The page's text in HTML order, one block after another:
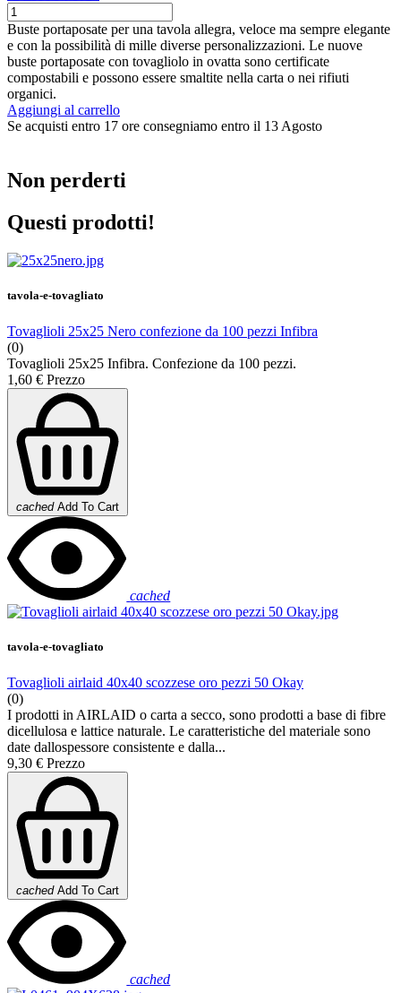
Buste portaposate per una tavola allegra, veloce ma sempre elegante
e con la possibilità di mille diverse personalizzazioni. Le nuove
buste portaposate con tovagliolo in ovatta sono certificate
compostabili e possono essere smaltite nella carta o nei rifiuti
organici.
Aggiungi al carrello
Se acquisti entro 17 ore consegniamo entro il 13 Agosto
Non perderti
Questi prodotti!
tavola-e-tovagliato
Tovaglioli 25x25 Nero confezione da 100 pezzi Infibra
(0)
Tovaglioli 25x25 Infibra. Confezione da 100 pezzi.
1,60 € Prezzo
cached Add To Cart
cached
tavola-e-tovagliato
Tovaglioli airlaid 40x40 scozzese oro pezzi 50 Okay
(0)
I prodotti in AIRLAID o carta a secco, sono prodotti a base di fibre
dicellulosa e lattice naturale. Le caratteristiche del materiale sono
date dallospessore consistente e dalla...
9,30 € Prezzo
cached Add To Cart
cached